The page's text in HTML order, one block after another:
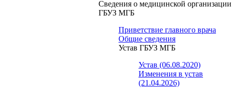
Сведения о медицинской организации
ГБУЗ МГБ
Приветствие главного врача
Общие сведения
Устав ГБУЗ МГБ
Устав (06.08.2020)
Изменения в устав
(21.04.2026)